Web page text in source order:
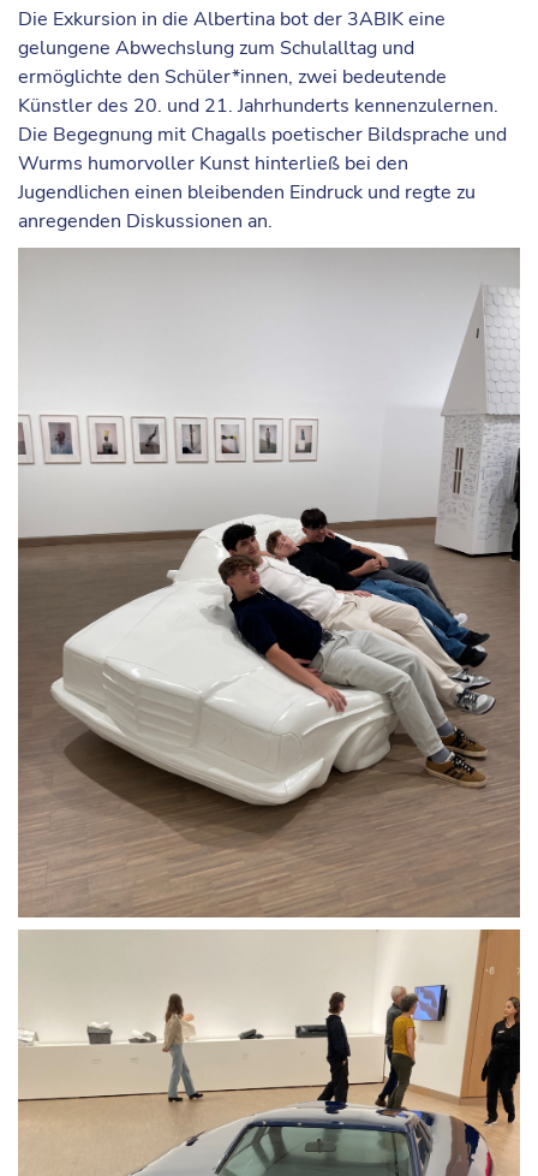
Die Exkursion in die Albertina bot der 3ABIK eine
gelungene Abwechslung zum Schulalltag und
ermöglichte den Schüler*innen, zwei bedeutende
Künstler des 20. und 21. Jahrhunderts kennenzulernen.
Die Begegnung mit Chagalls poetischer Bildsprache und
Wurms humorvoller Kunst hinterließ bei den
Jugendlichen einen bleibenden Eindruck und regte zu
anregenden Diskussionen an.